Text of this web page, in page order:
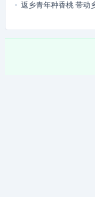
返乡青年种香桃 带动